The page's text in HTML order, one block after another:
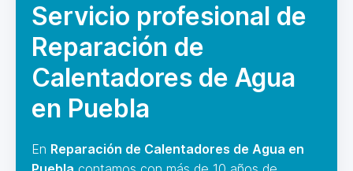
Servicio profesional de
Reparación de
Calentadores de Agua
en Puebla
En Reparación de Calentadores de Agua en